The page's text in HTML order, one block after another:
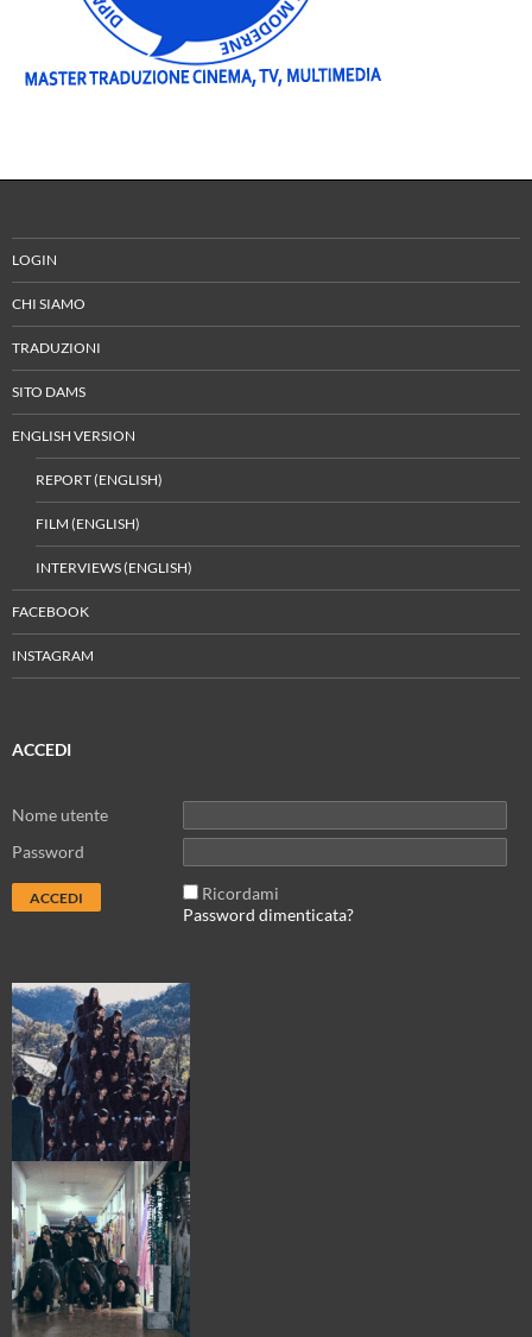
LOGIN
CHI SIAMO
TRADUZIONI
SITO DAMS
ENGLISH VERSION
REPORT (ENGLISH)
FILM (ENGLISH)
INTERVIEWS (ENGLISH)
FACEBOOK
INSTAGRAM
ACCEDI
Nome utente
Password
Ricordami
Password dimenticata?